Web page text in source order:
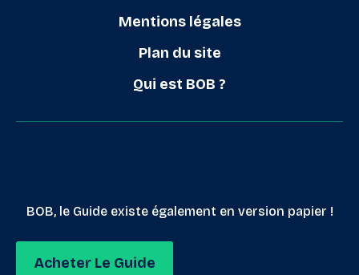
Mentions légales
Plan du site
Qui est BOB ?
BOB, le Guide existe également en version papier !
Acheter Le Guide